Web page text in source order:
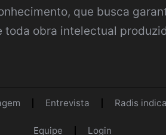
, que busca
obra intelectual
Entrevista Radis indica
Equipe Login